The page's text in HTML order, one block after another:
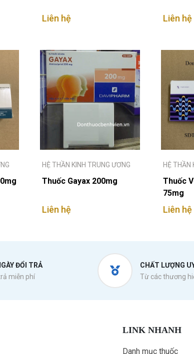
Liên hệ Liên hệ
HỆ THẦN KINH TRUNG ƯƠNG
Thuốc Gayax 200mg
Liên hệ
HỆ THẦN
Thuốc
75mg
Liên hệ
ĐỔI TRẢ
miễn phí
CHẤT LƯỢNG
Từ các thương
LINK NHANH
Danh mục thuốc